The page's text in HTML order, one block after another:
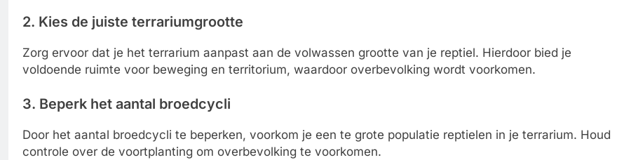
2. Kies de juiste terrariumgrootte
Zorg ervoor dat je het terrarium aanpast aan de volwassen grootte van je reptiel. Hierdoor bied je
voldoende ruimte voor beweging en territorium, waardoor overbevolking wordt voorkomen.
3. Beperk het aantal broedcycli
Door het aantal broedcycli te beperken, voorkom je een te grote populatie reptielen in je terrarium. Houd
controle over de voortplanting om overbevolking te voorkomen.